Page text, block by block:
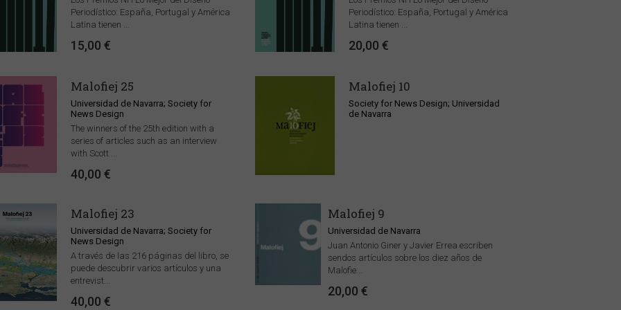
Periodístico: España, Portugal y América
Latina tienen ...
15,00 €
Periodístico: España, Portugal y América
Latina tienen ...
20,00 €
Malofiej 25
Universidad de Navarra; Society for
News Design
The winners of the 25th edition with a
series of articles such as an interview
with Scott ...
40,00 €
Malofiej 10
Society for News Design; Universidad
de Navarra
Malofiej 23
Universidad de Navarra; Society for
News Design
A través de las 216 páginas del libro, se
puede descubrir varios artículos y una
entrevist...
40,00 €
Malofiej 9
Universidad de Navarra
Juan Antonio Giner y Javier Errea escriben
sendos artículos sobre los diez años de
Malofie...
20,00 €